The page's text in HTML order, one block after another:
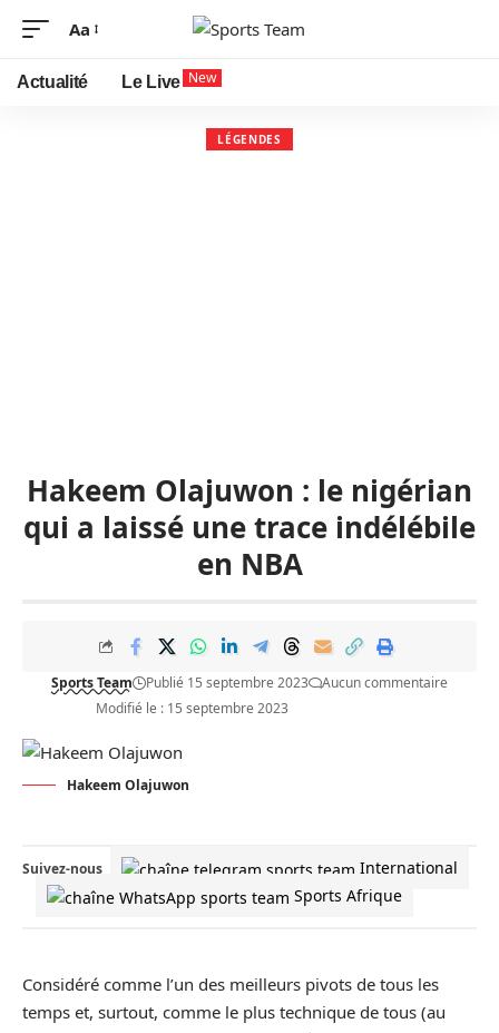
Aa
Actualité Le Live New
LÉGENDES
Hakeem Olajuwon : le nigérian
qui a laissé une trace indélébile
en NBA
Sports Team Publié 15 septembre 2023
Aucun commentaire
Modifié le : 15 septembre 2023
Hakeem Olajuwon
Suivez-nous
International
Sports Afrique
Considéré comme l’un des meilleurs pivots de tous les
temps et, surtout, comme le plus technique de tous (au